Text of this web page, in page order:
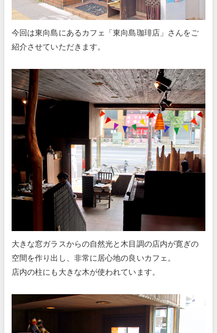
今回は東向島にあるカフェ「東向島珈琲店」さんをご
紹介させていただきます。
大きな窓ガラスからの自然光と木目調の店内が寛ぎの
空間を作り出し、非常に居心地の良いカフェ。
店内の柱にも大きな木が使われています。